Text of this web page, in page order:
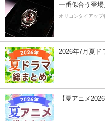
一番似合う登
オリコンタイアップ
2026年7月夏ド
【夏アニメ